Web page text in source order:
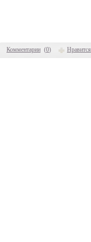
Комментарии (0) Нравится